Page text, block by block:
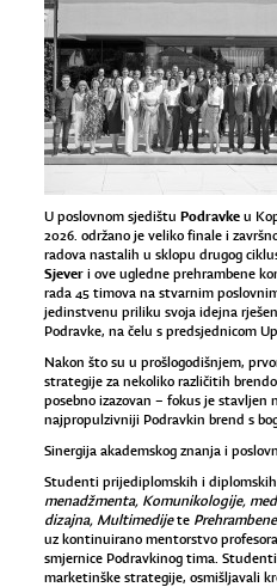
U poslovnom sjedištu Podravke u
2026. održano je veliko finale i
radova nastalih u sklopu drugog
Sjever i ove ugledne prehrambene
rada 45 timova na stvarnim
jedinstvenu priliku svoja idejna
Podravke, na čelu s predsjednicom
Nakon što su u prošlogodišnjem,
strategije za nekoliko različitih
posebno izazovan – fokus je stavljen
najpropulzivniji Podravkin brend s
Sinergija akademskog znanja i
Studenti prijediplomskih i
menadžmenta, Komunikologije,
dizajna, Multimedijete
uz kontinuirano mentorstvo
smjernice Podravkinog tima.
marketinške strategije, osmišljavali